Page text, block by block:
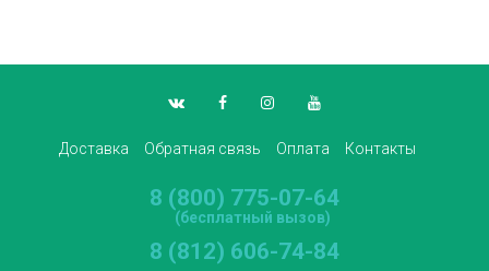
Доставка Обратная связь Оплата Контакты
8 (800) 775-07-64
(бесплатный вызов)
8 (812) 606-74-84